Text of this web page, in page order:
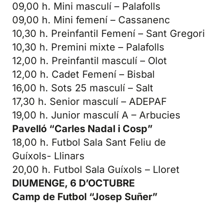
09,00 h. Mini masculí – Palafolls
09,00 h. Mini femení – Cassanenc
10,30 h. Preinfantil Femení – Sant Gregori
10,30 h. Premini mixte – Palafolls
12,00 h. Preinfantil masculí – Olot
12,00 h. Cadet Femení – Bisbal
16,00 h. Sots 25 masculí – Salt
17,30 h. Senior masculí – ADEPAF
19,00 h. Junior masculí A – Arbucies
Pavelló “Carles Nadal i Cosp”
18,00 h. Futbol Sala Sant Feliu de
Guíxols- Llinars
20,00 h. Futbol Sala Guíxols – Lloret
DIUMENGE, 6 D’OCTUBRE
Camp de Futbol “Josep Suñer”